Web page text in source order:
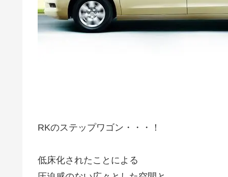
RKのステップワゴン・・・！
低床化されたことによる